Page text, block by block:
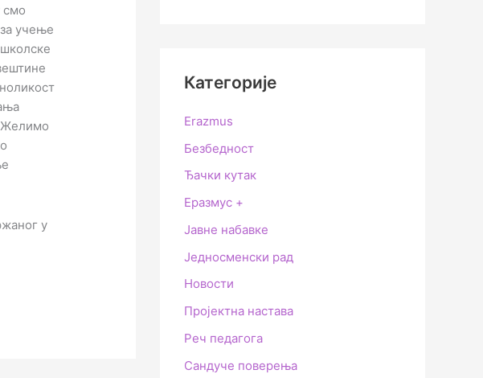
смо
учење
Желимо
у
Категорије
Erazmus
Безбедност
Ђачки кутак
Еразмус +
Јавне набавке
Једносменски рад
Новости
Пројектна настава
Реч педагога
Сандуче поверења